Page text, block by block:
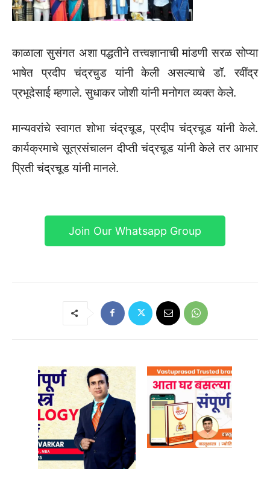
काळाला सुसंगत अशा पद्धतीने तत्त्वज्ञानाची मांडणी सरळ सोप्या
भाषेत प्रदीप चंद्रचुड यांनी केली असल्याचे डॉ. रवींद्र
प्रभूदेसाई म्हणाले. सुधाकर जोशी यांनी मनोगत व्यक्त केले.
मान्यवरांचे स्वागत शोभा चंद्रचूड, प्रदीप चंद्रचूड यांनी केले.
कार्यक्रमाचे सूत्रसंचालन दीप्ती चंद्रचूड यांनी केले तर आभार
प्रिती चंद्रचूड यांनी मानले.
Join Our Whatsapp Group